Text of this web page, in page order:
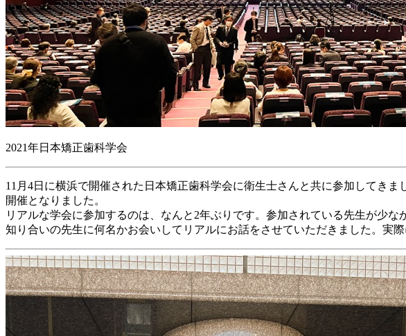
2021年日本矯正歯科学会
11月4日に横浜で開催された日本矯正歯科学会に衛生士さんと共に参加してき
開催となりました。
リアルな学会に参加するのは、なんと2年ぶりです。参加されている先生が少な
知り合いの先生に何名かお会いしてリアルにお話をさせていただきました。実